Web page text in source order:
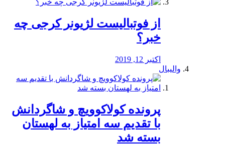
از فوتبالیست لژیونر کرجی چه
خبر؟
اکتبر 12, 2019
والیبال
پرونده کولاکوویچ و شاگردانش
با تقدیم سه امتیاز به لهستان
بسته شد